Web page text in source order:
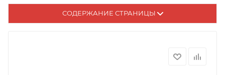
СОДЕРЖАНИЕ СТРАНИЦЫ